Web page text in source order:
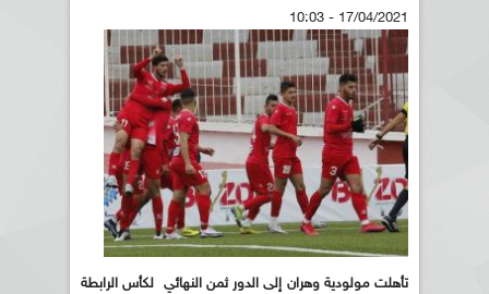
17/04/2021 - 10:03
تأهلت مولودية وهران إلى الدور ثمن النهائي لكأس الرابطة